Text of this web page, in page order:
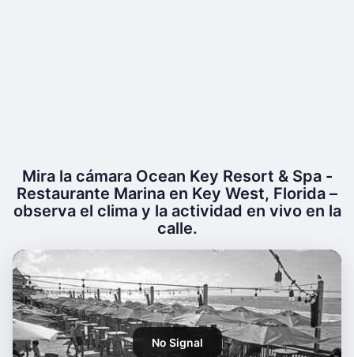
Mira la cámara Ocean Key Resort & Spa -
Restaurante Marina en Key West, Florida –
observa el clima y la actividad en vivo en la
calle.
No Signal